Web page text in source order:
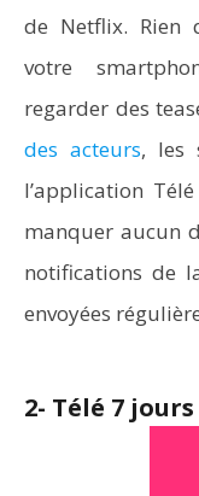
de Netflix. Rien
votre
regarder des
des acteurs, les
l’application
manquer aucun
notifications de
envoyées
2- Télé 7 jours